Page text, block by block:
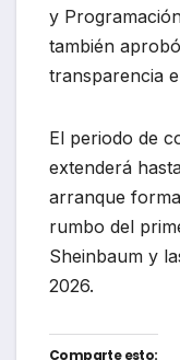
y
también
transparencia
El periodo de
extenderá
arranque
rumbo del
Sheinbaum y
2026.
Comparte esto: